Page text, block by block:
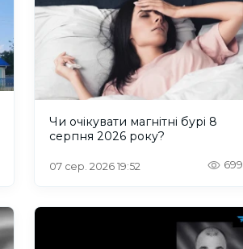
Чи очікувати магнітні бурі 8
серпня 2026 року?
07 сер. 2026 19:52 699